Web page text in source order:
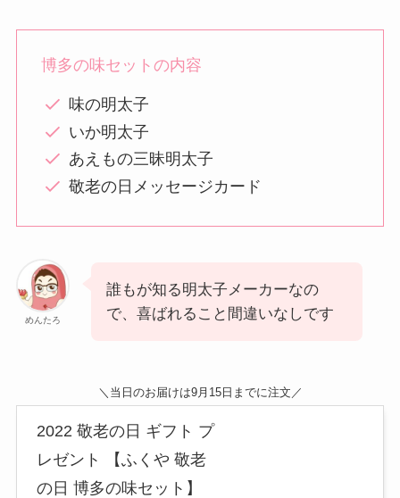
博多の味セットの内容
味の明太子
いか明太子
あえもの三昧明太子
敬老の日メッセージカード
めんたろ
誰もが知る明太子メーカーなの
で、喜ばれること間違いなしです
＼当日のお届けは9月15日までに注文／
2022 敬老の日 ギフト プ
レゼント 【ふくや 敬老
の日 博多の味セット】